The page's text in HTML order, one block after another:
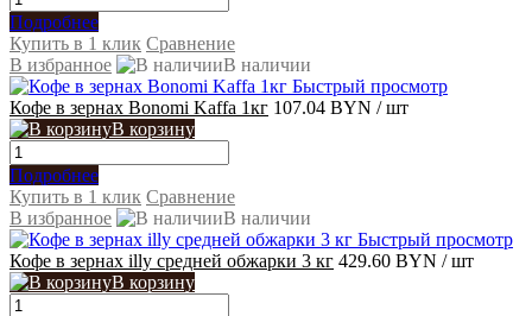
Подробнее
Купить в 1 клик Сравнение
В избранное
В наличии
Быстрый просмотр
Кофе в зернах Bonomi Kaffa 1кг 107.04 BYN / шт
В корзину
Подробнее
Купить в 1 клик Сравнение
В избранное
В наличии
Быстрый просмотр
Кофе в зернах illy средней обжарки 3 кг 429.60 BYN / шт
В корзину